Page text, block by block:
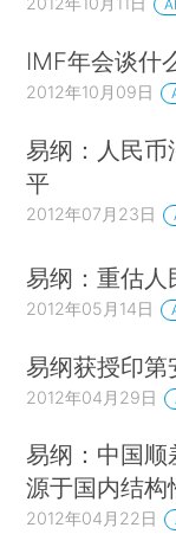
IMF年会谈什
2012年10月09日
易纲：人民币
平
2012年07月23日
易纲：重估人
2012年05月14日
易纲获授印
2012年04月29日
易纲：中国顺
源于国内结构
2012年04月22日